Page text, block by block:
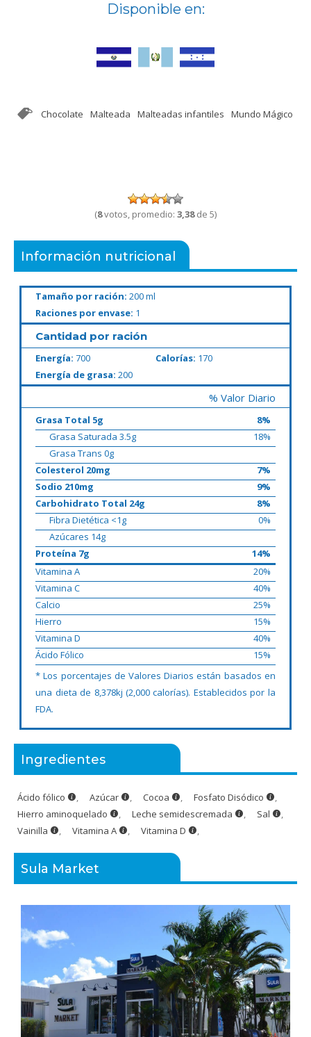
Disponible en:
Chocolate Malteada Malteadas infantiles Mundo Mágico
(8votos, promedio: 3,38de 5)
Información nutricional
Tamaño por ración: 200 ml
Raciones por envase: 1
Cantidad por ración
Energía: 700 Calorías: 170
Energía de grasa: 200
% Valor Diario
Grasa Total 5g
8%
Grasa Saturada 3.5g
18%
Grasa Trans 0g
Colesterol 20mg
7%
Sodio 210mg
9%
Carbohidrato Total 24g
8%
Fibra Dietética <1g
0%
Azúcares 14g
Proteína 7g
14%
Vitamina A
20%
Vitamina C
40%
Calcio
25%
Hierro
15%
Vitamina D
40%
Ácido Fólico
15%
* Los porcentajes de Valores Diarios están basados en
una dieta de 8,378kj (2,000 calorías). Establecidos por la
FDA.
Ingredientes
Ácido fólico , Azúcar , Cocoa , Fosfato Disódico
,
Hierro aminoquelado
, Leche semidescremada , Sal
,
Vainilla
, Vitamina A , Vitamina D ,
Sula Market